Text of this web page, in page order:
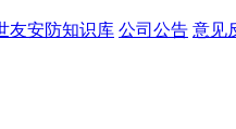
友安防知识库 公司公告 意见